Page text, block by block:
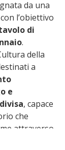
da una
l’obiettivo
di
.
della
a
e
, capace
che
attraverso